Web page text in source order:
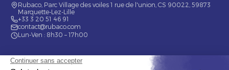
Rubaco, Parc Village des voiles 1 rue de l'union, CS 90022, 59873
Marquette-Lez-Lille
+33 3 20 51 46 91
contact@rubaco.com
Lun-Ven : 8h30 – 17h00
Nos services